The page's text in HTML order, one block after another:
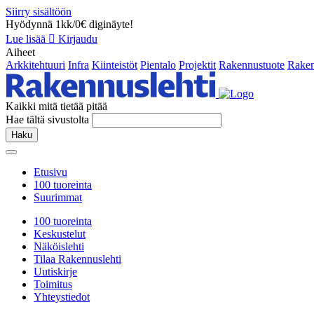
Siirry sisältöön
Hyödynnä 1kk/0€ diginäyte!
Lue lisää
Kirjaudu
Aiheet
Arkkitehtuuri Infra Kiinteistöt Pientalo Projektit Rakennustuote
Kaikki mitä tietää pitää
Hae tältä sivustolta
Haku
Etusivu
100 tuoreinta
Suurimmat
100 tuoreinta
Keskustelut
Näköislehti
Tilaa Rakennuslehti
Uutiskirje
Toimitus
Yhteystiedot